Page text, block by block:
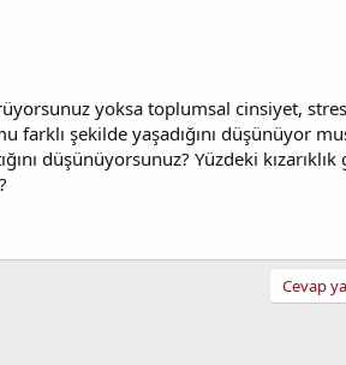
yoksa toplumsal cinsiyet,
şekilde yaşadığını düşünüyor
düşünüyorsunuz? Yüzdeki
Cevap